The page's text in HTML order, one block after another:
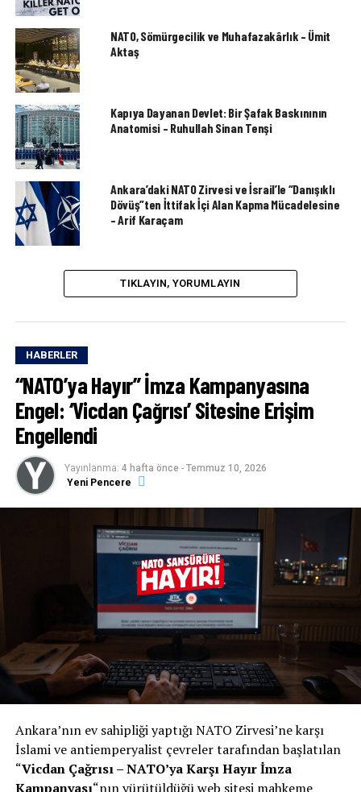
NATO, Sömürgecilik ve Muhafazakârlık – Ümit
Aktaş
Kapıya Dayanan Devlet: Bir Şafak Baskınının
Anatomisi – Ruhullah Sinan Tenşi
Ankara’daki NATO Zirvesi ve İsrail’le “Danışıklı
Dövüş”ten İttifak İçi Alan Kapma Mücadelesine
– Arif Karaçam
TIKLAYIN, YORUMLAYIN
HABERLER
“NATO’ya Hayır” İmza Kampanyasına
Engel: ‘Vicdan Çağrısı’ Sitesine Erişim
Engellendi
Yayınlanma: 4 hafta önce - Temmuz 10, 2026
Yeni Pencere
Ankara’nın ev sahipliği yaptığı NATO Zirvesi’ne karşı
İslami ve antiemperyalist çevreler tarafından başlatılan
“Vicdan Çağrısı – NATO’ya Karşı Hayır İmza
Kampanyası“nın yürütüldüğü web sitesi mahkeme